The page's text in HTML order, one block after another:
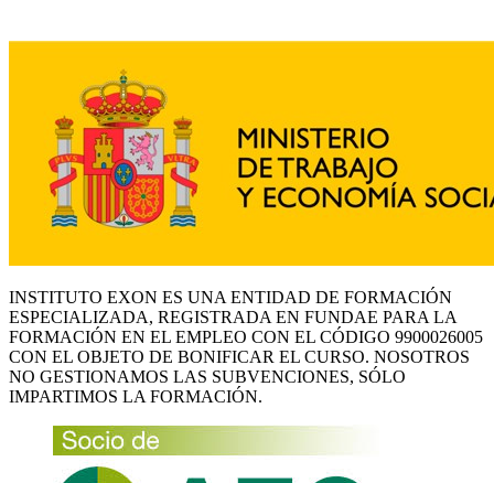
INSTITUTO EXON ES UNA ENTIDAD DE FORMACIÓN
ESPECIALIZADA, REGISTRADA EN FUNDAE PARA LA
FORMACIÓN EN EL EMPLEO CON EL CÓDIGO 9900026005
CON EL OBJETO DE BONIFICAR EL CURSO. NOSOTROS
NO GESTIONAMOS LAS SUBVENCIONES, SÓLO
IMPARTIMOS LA FORMACIÓN.